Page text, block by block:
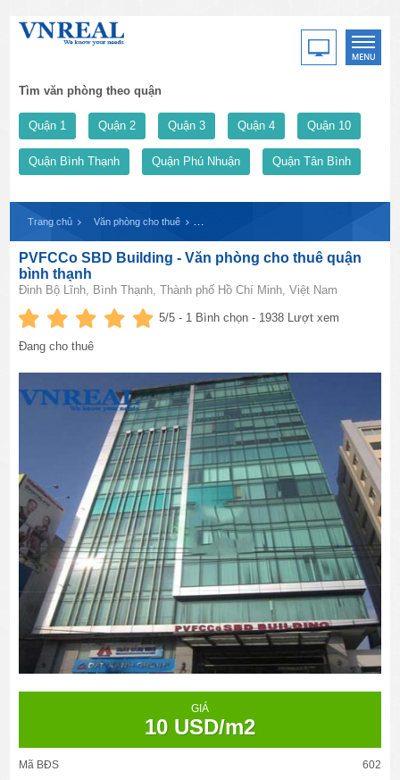
Tìm văn phòng theo quận
Quận 1 Quận 2 Quận 3 Quận 4 Quận 10
Quận Bình Thạnh Quận Phú Nhuận Quận Tân Bình
Trang chủ Văn phòng cho thuê
PVFCCo SBD Building - Văn phòng cho thuê quận
bình thạnh
Đinh Bộ Lĩnh, Bình Thạnh, Thành phố Hồ Chí Minh, Việt Nam
5/5 - 1 Bình chọn - 1938 Lượt xem
Đang cho thuê
GIÁ
10 USD/m2
Mã BĐS 602